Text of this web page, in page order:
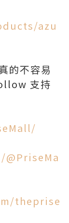
azu
的不容易
支持
theprise